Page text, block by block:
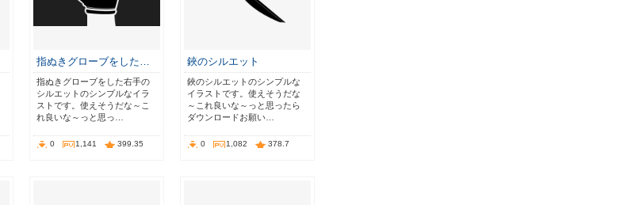
指ぬきグローブをした…
指ぬきグローブをした右手の
シルエットのシンプルなイラ
ストです。使えそうだな～こ
れ良いな～っと思っ…
0 1,141 399.35
鋏のシルエット
鋏のシルエットのシンプルな
イラストです。使えそうだな
～これ良いな～っと思ったら
ダウンロードお願い…
0 1,082 378.7